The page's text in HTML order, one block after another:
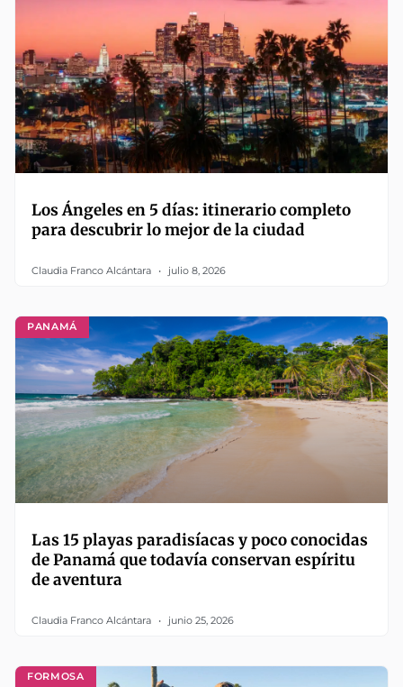
Los Ángeles en 5 días: itinerario completo
para descubrir lo mejor de la ciudad
Claudia Franco Alcántara julio 8, 2026
PANAMÁ
Las 15 playas paradisíacas y poco conocidas
de Panamá que todavía conservan espíritu
de aventura
Claudia Franco Alcántara junio 25, 2026
FORMOSA